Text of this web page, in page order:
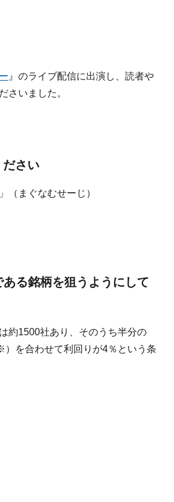
』のライブ配信に出演し、読者や
さいました。
さい
（まぐなむせーじ）
る銘柄を狙うようにして
約1500社あり、そのうち半分の
を合わせて利回りが4％という条